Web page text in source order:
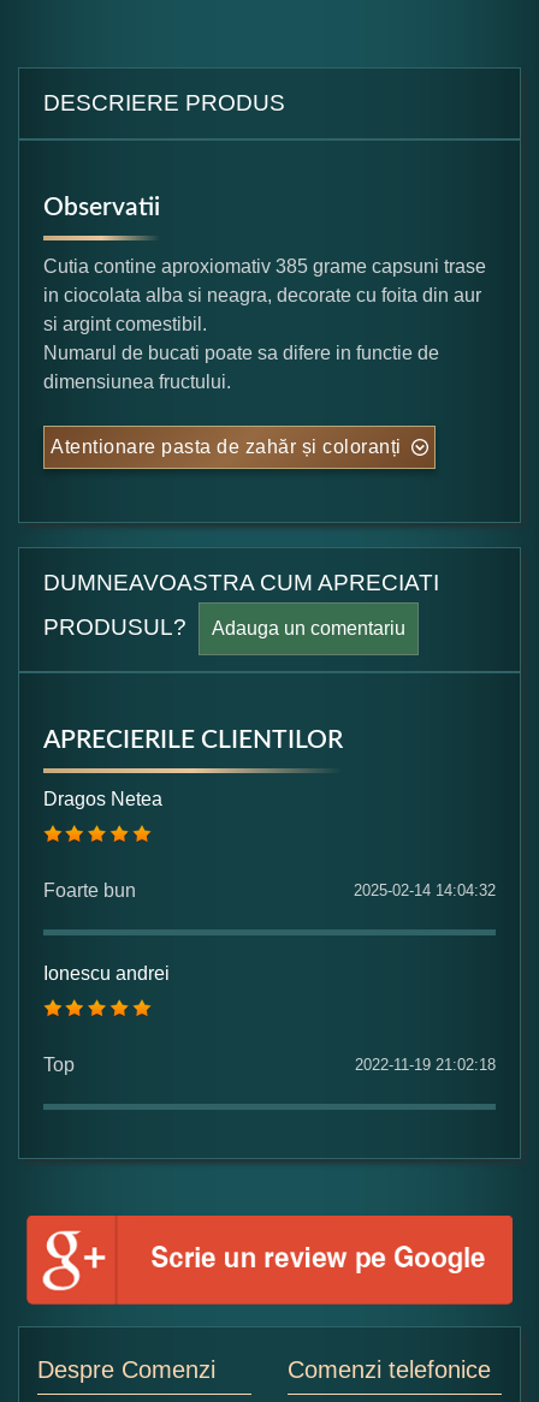
DESCRIERE PRODUS
Observatii
Cutia contine aproxiomativ 385 grame capsuni trase
in ciocolata alba si neagra, decorate cu foita din aur
si argint comestibil.
Numarul de bucati poate sa difere in functie de
dimensiunea fructului.
Atentionare pasta de zahăr și coloranți
DUMNEAVOASTRA CUM APRECIATI
PRODUSUL?
Adauga un comentariu
Numele dumneavoastra:
Adaugati o parere despre acest produs:
Copiati alaturi numarul din imagine:
APRECIERILE CLIENTILOR
Dragos Netea
Foarte bun 2025-02-14 14:04:32
Ionescu andrei
Top 2022-11-19 21:02:18
Despre Comenzi Comenzi telefonice